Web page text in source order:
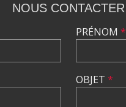
NOUS CONTACTER
PRÉNOM *
OBJET *